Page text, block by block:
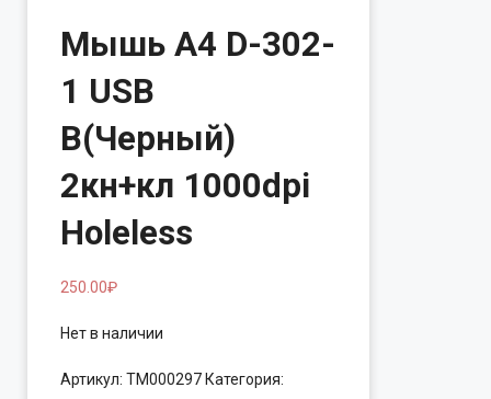
Мышь A4 D-302-
1 USB
B(Черный)
2кн+кл 1000dpi
Holeless
250.00₽
Нет в наличии
Артикул: ТМ000297 Категория: